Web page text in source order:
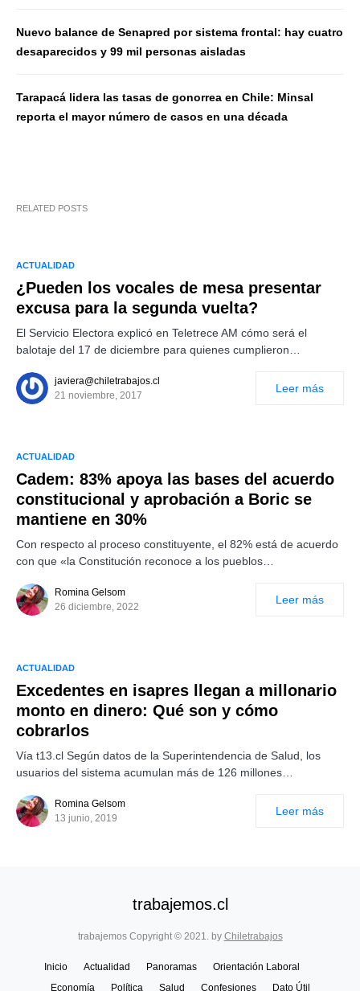
Nuevo balance de Senapred por sistema frontal: hay cuatro
desaparecidos y 99 mil personas aisladas
Tarapacá lidera las tasas de gonorrea en Chile: Minsal
reporta el mayor número de casos en una década
RELATED POSTS
ACTUALIDAD
¿Pueden los vocales de mesa presentar
excusa para la segunda vuelta?
El Servicio Electora explicó en Teletrece AM cómo será el
balotaje del 17 de diciembre para quienes cumplieron…
javiera@chiletrabajos.cl
21 noviembre, 2017
Leer más
ACTUALIDAD
Cadem: 83% apoya las bases del acuerdo
constitucional y aprobación a Boric se
mantiene en 30%
Con respecto al proceso constituyente, el 82% está de acuerdo
con que «la Constitución reconoce a los pueblos…
Romina Gelsom
26 diciembre, 2022
Leer más
ACTUALIDAD
Excedentes en isapres llegan a millonario
monto en dinero: Qué son y cómo
cobrarlos
Vía t13.cl Según datos de la Superintendencia de Salud, los
usuarios del sistema acumulan más de 126 millones…
Romina Gelsom
13 junio, 2019
Leer más
trabajemos.cl
trabajemos Copyright © 2021. by Chiletrabajos
Inicio Actualidad Panoramas
Orientación Laboral
Economía
Política Salud Confesiones Dato Útil